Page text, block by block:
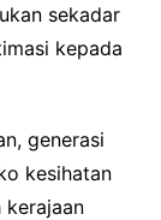
sekadar
kepada
generasi
kesihatan
kerajaan